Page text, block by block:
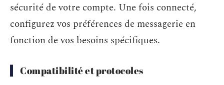
sécurité de votre compte. Une fois connecté,
configurez vos préférences de messagerie en
fonction de vos besoins spécifiques.
Compatibilité et protocoles